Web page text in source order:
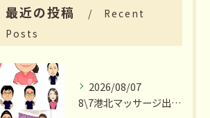
最近の投稿
Recent
Posts
2026/08/07
8\7港北マッサージ出勤スタッフ情報